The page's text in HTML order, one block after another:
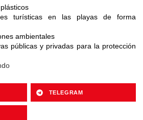
turísticas en las playas de forma
ambientales
públicas y privadas para la protección
TELEGRAM